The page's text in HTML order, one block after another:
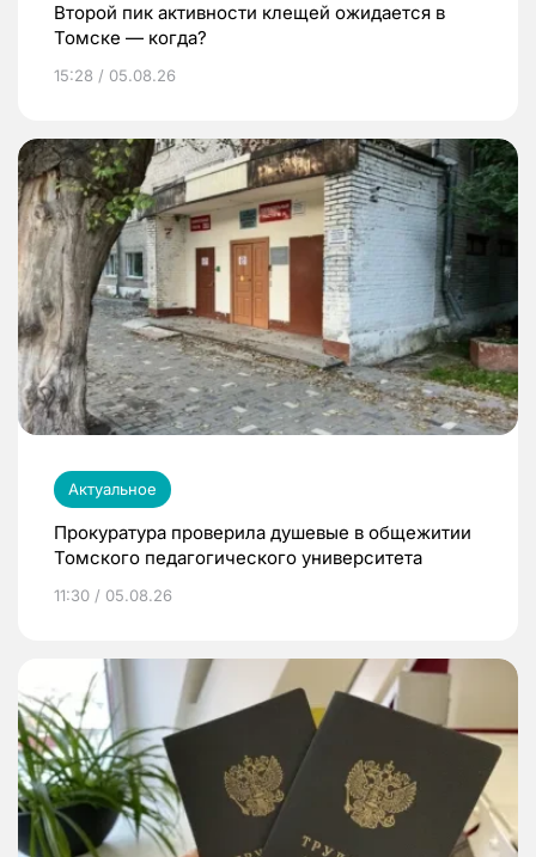
Второй пик активности клещей ожидается в
Томске — когда?
15:28 / 05.08.26
Актуальное
Прокуратура проверила душевые в общежитии
Томского педагогического университета
11:30 / 05.08.26